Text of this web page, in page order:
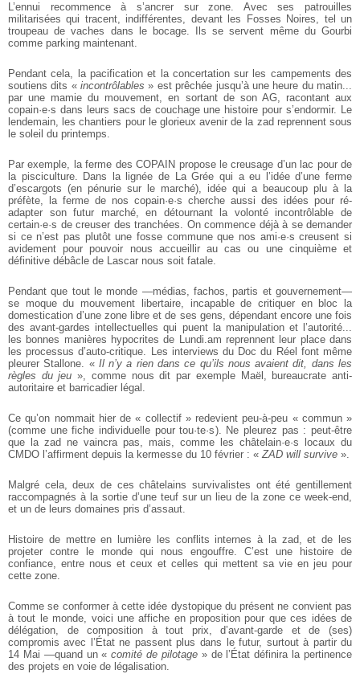
L’ennui recommence à s’ancrer sur zone. Avec ses patrouilles
militarisées qui tracent, indifférentes, devant les Fosses Noires, tel un
troupeau de vaches dans lebocage. Ils se servent même du Gourbi
comme parking maintenant.
Pendant cela, la pacification et la concertation sur les campements des
soutiens dits «incontrôlables » est prêchée jusqu’à une heure du matin...
par une mamie du mouvement, en sortant de son AG, racontant aux
copain·e·s dans leurs sacs decouchage une histoire pour s’endormir. Le
lendemain, les chantiers pour le glorieux avenir de la zad reprennent sous
le soleil du printemps.
Par exemple, la ferme des COPAIN propose le creusage d’un lac pour de
la pisciculture. Dans la lignée de La Grée qui a eu l’idée d’une ferme
d’escargots (en pénurie sur le marché), idée qui a beaucoup plu à la
préfète, la ferme de nos copain·e·s cherche aussi des idées pour ré-
adapter son futur marché, en détournantla volonté incontrôlable de
certain·e·s de creuser des tranchées. On commence déjà à se demander
si ce n’est pas plutôt une fosse commune que nos ami·e·s creusent si
avidement pour pouvoir nous accueillir au cas ou une cinquième et
définitive débâcle de Lascar nous soit fatale.
Pendant que tout le monde —médias, fachos, partis et gouvernement—
se moquedu mouvement libertaire, incapable de critiquer en bloc la
domestication d’une zone libre et de ses gens, dépendant encore une fois
des avant-gardes intellectuelles qui puent la manipulation et l’autorité...
les bonnes manières hypocrites de Lundi.am reprennent leur place dans
les processus d’auto-critique. Les interviews du Doc du Réel font même
pleurer Stallone. « Il n’y a rien dans ce qu’ils nous avaient dit, dans les
règles du jeu », comme nous dit par exemple Maël, bureaucrate anti-
autoritaire et barricadier légal.
Ce qu’on nommait hier de « collectif » redevient peu-à-peu « commun »
(comme une fiche individuelle pour tou·te·s). Ne pleurez pas : peut-être
que la zad ne vaincra pas, mais, comme les châtelain·e·s locaux du
CMDO l’affirment depuis lakermesse du 10 février : «ZAD will survive ».
Malgré cela, deux de ces châtelains survivalistes ont été gentillement
raccompagnés à la sortie d’une teuf sur un lieu de la zone ce week-end,
et un de leurs domaines pris d’assaut.
Histoire de mettre en lumière les conflits internes à la zad, et de les
projeter contre le monde qui nous engouffre. C’est une histoire de
confiance, entre nous et ceux et celles qui mettent sa vie en jeu pour
cette zone.
Comme se conformer à cette idée dystopique du présent ne convient pas
à tout lemonde, voici une affiche en proposition pour que ces idées de
délégation, decomposition à tout prix, d’avant-garde et de (ses)
compromis avec l’État ne passent plus dans le futur, surtout à partir du
14 Mai —quand un «comité de pilotage» de l’État définira la pertinence
des projets en voie de légalisation.